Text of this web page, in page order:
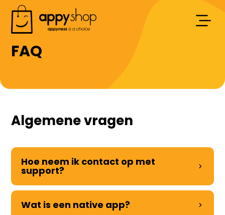
FAQ
Algemene vragen
Hoe neem ik contact op met
support?
Wat is een native app?